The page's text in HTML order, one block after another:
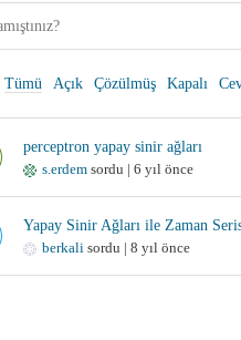
Tümü Açık Çözülmüş Kapalı
perceptron yapay sinir ağları
s.erdem sordu | 6 yıl önce
Yapay Sinir Ağları ile Zaman
berkali sordu | 8 yıl önce